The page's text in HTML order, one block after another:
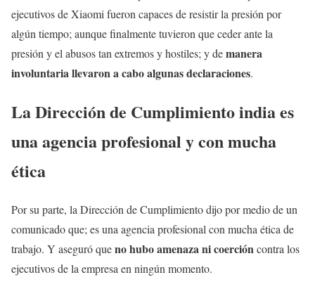
ejecutivos de Xiaomi fueron capaces de resistir la presión por
algún tiempo; aunque finalmente tuvieron que ceder ante la
presión y el abusos tan extremos y hostiles; y demanera
involuntaria llevaron a cabo algunas declaraciones.
La Dirección de Cumplimiento india es
una agencia profesional y con mucha
ética
Por su parte, la Dirección de Cumplimiento dijo por medio de un
comunicado que; es una agencia profesional con mucha ética de
trabajo. Y aseguró queno hubo amenaza ni coercióncontra los
ejecutivos de la empresa en ningún momento.